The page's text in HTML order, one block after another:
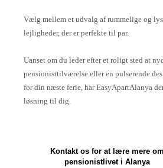
Vælg mellem et udvalg af rummelige og
lejligheder, der er perfekte til par.
Uanset om du leder efter et roligt sted at
pensionisttilværelse eller en pulserende
for din næste ferie, har EasyApartAlanya
løsning til dig.
Kontakt os for at lære mere om
pensionistlivet i Alanya